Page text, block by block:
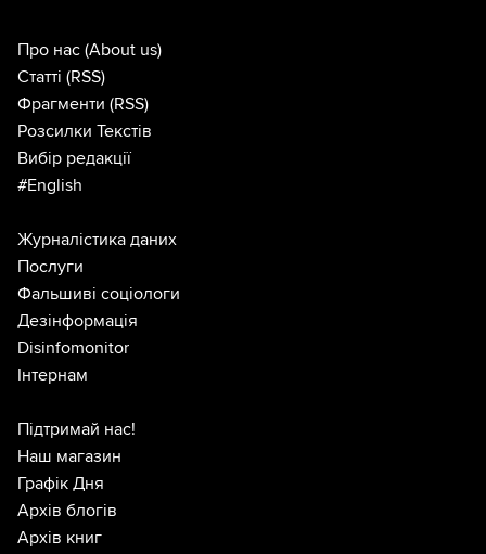
Про нас (About us)
Статті (RSS)
Фрагменти (RSS)
Розсилки Текстів
Вибір редакції
#English
Журналістика даних
Послуги
Фальшиві соціологи
Дезінформація
Disinfomonitor
Інтернам
Підтримай нас!
Наш магазин
Графік Дня
Архів блогів
Архів книг